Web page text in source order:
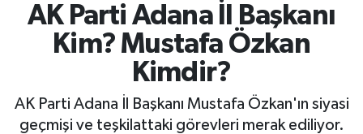
AK Parti Adana İl Başkanı
Kim? Mustafa Özkan
Kimdir?
AK Parti Adana İl Başkanı Mustafa Özkan'ın siyasi
geçmişi ve teşkilattaki görevleri merak ediliyor.
Ekonomi
Güncel
Tüm Manşetler
Son Dakika Haberleri
Haber Arşivi